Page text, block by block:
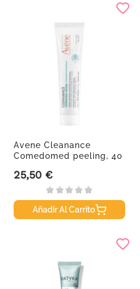
Avene Cleanance
Comedomed peeling, 40
Precio
25,50 €
Añadir Al Carrito